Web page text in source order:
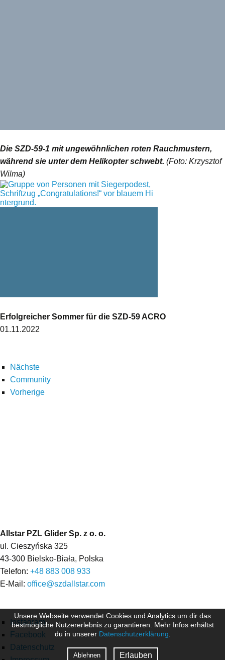
Die SZD-59-1 mit ungewöhnlichen roten Rauchmustern,
während sie unter dem Helikopter schwebt. (Foto: Krzysztof
Wilma)
Erfolgreicher Sommer für die SZD-59 ACRO
01.11.2022
Nächste
Community
Vorherige
Allstar PZL Glider Sp. z o. o.
ul. Cieszyńska 325
43-300 Bielsko-Biała, Polska
Telefon: +48 883 008 933
E-Mail: office@szdallstar.com
Instagram
Facebook
Datenschutz
Unsere Webseite verwendet Cookies und Analytics um dir das
bestmögliche Nutzererlebnis zu garantieren. Mehr Infos erhältst
du in unserer Datenschutzerklärung
Ablehnen Erlauben